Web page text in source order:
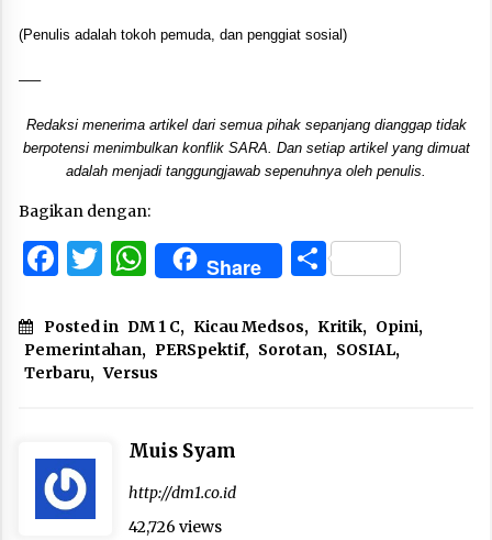
(Penulis adalah tokoh pemuda, dan penggiat sosial)
—–
Redaksi menerima artikel dari semua pihak sepanjang dianggap tidak
berpotensi menimbulkan konflik SARA. Dan setiap artikel yang dimuat
adalah menjadi tanggungjawab sepenuhnya oleh penulis.
Bagikan dengan:
Facebook
Twitter
WhatsApp
Share Share
Posted in DM 1 C, Kicau Medsos, Kritik, Opini,
Pemerintahan, PERSpektif, Sorotan, SOSIAL,
Terbaru, Versus
Muis Syam
http://dm1.co.id
42,726 views